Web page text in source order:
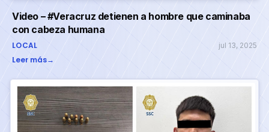
Video – #Veracruz detienen a hombre que caminaba
con cabeza humana
LOCAL jul 13, 2025
Leer más→